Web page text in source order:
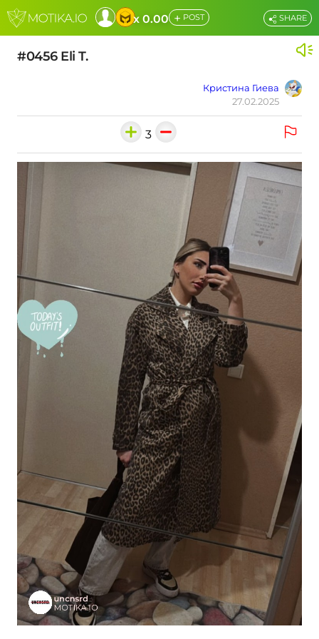
x 0.00 + POST
#0456 Eli T.
Кристина Гиева
27.02.2025
SHARE
3